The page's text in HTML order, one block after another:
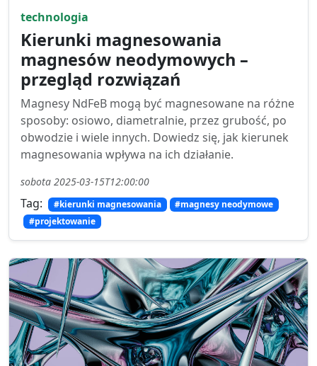
technologia
Kierunki magnesowania
magnesów neodymowych –
przegląd rozwiązań
Magnesy NdFeB mogą być magnesowane na różne
sposoby: osiowo, diametralnie, przez grubość, po
obwodzie i wiele innych. Dowiedz się, jak kierunek
magnesowania wpływa na ich działanie.
sobota 2025-03-15T12:00:00
Tag: #kierunki magnesowania
#magnesy neodymowe
#projektowanie